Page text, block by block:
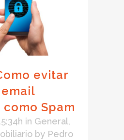
evitar
Spam
in General,
by Pedro